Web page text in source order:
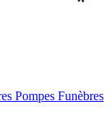
Pompes Funèbres